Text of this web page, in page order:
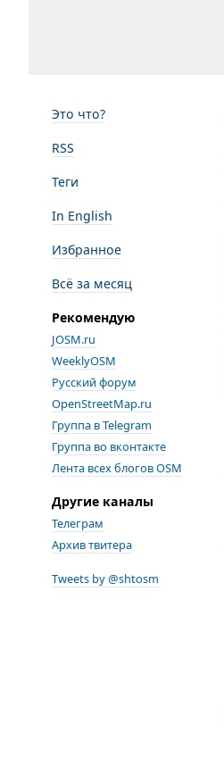
Это что?
RSS
Теги
In English
Избранное
Всё за месяц
Рекомендую
JOSM.ru
WeeklyOSM
Русский форум
OpenStreetMap.ru
Группа в Telegram
Группа во вконтакте
Лента всех блогов OSM
Другие каналы
Телеграм
Архив твитера
Tweets by @shtosm